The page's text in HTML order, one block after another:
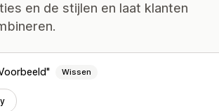
en de stijlen en laat klanten
Wissen